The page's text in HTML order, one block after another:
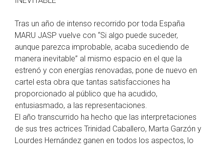
Tras un año de intenso recorrido por toda España
MARU JASP vuelve con “Si algo puede suceder,
aunque parezca improbable, acaba sucediendo de
manera inevitable” al mismo espacio en el que la
estrenó y con energías renovadas, pone de nuevo en
cartel esta obra que tantas satisfacciones ha
proporcionado al público que ha acudido,
entusiasmado, a las representaciones.
El año transcurrido ha hecho que las interpretaciones
de sus tres actrices Trinidad Caballero, Marta Garzón y
Lourdes Hernández ganen en todos los aspectos, lo